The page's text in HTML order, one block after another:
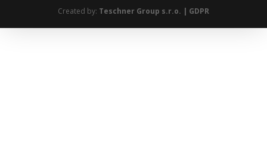
Created by: Teschner Group s.r.o. | GDPR